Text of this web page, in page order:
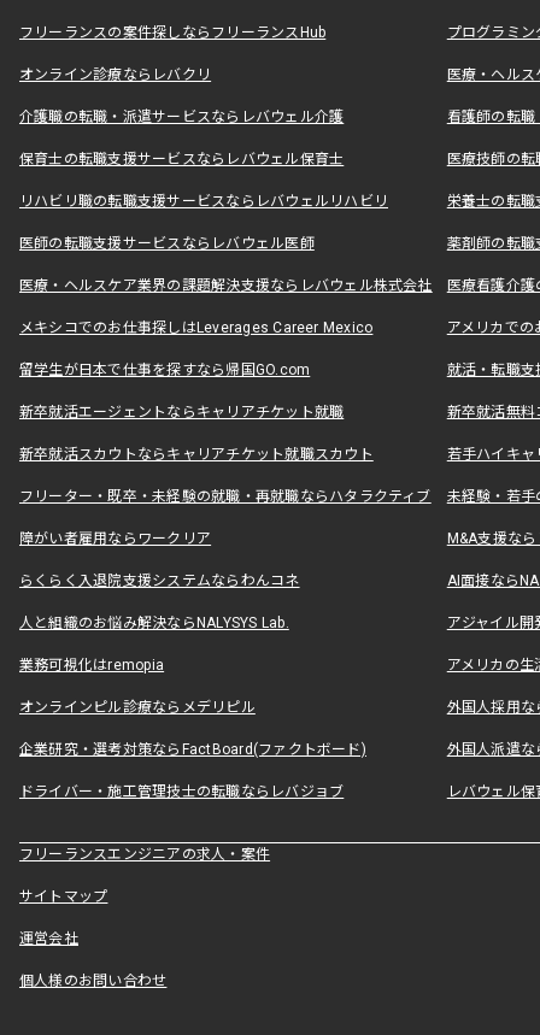
フリーランスの案件探しならフリーランスHub プログラミ
オンライン診療ならレバクリ 医療・ヘル
介護職の転職・派遣サービスならレバウェル介護 看護師の転
保育士の転職支援サービスならレバウェル保育士 医療技師の
リハビリ職の転職支援サービスならレバウェルリハビリ 栄養士の転
医師の転職支援サービスならレバウェル医師 薬剤師の転
医療・ヘルスケア業界の課題解決支援ならレバウェル株式会社 医療看護介
メキシコでのお仕事探しはLeverages Career Mexico アメリカで
留学生が日本で仕事を探すなら帰国GO.com 就活・転職
新卒就活エージェントならキャリアチケット就職 新卒就活無料
新卒就活スカウトならキャリアチケット就職スカウト 若手ハイキ
フリーター・既卒・未経験の就職・再就職ならハタラクティブ 未経験・若手
障がい者雇用ならワークリア M&A支援な
らくらく入退院支援システムならわんコネ AI面接なら
人と組織のお悩み解決ならNALYSYS Lab. アジャイル
業務可視化はremopia アメリカの
オンラインピル診療ならメデリピル 外国人採用
企業研究・選考対策ならFactBoard(ファクトボード) 外国人派遣な
ドライバー・施工管理技士の転職ならレバジョブ レバウェル
フリーランスエンジニアの求人・案件
サイトマップ
運営会社
個人様のお問い合わせ